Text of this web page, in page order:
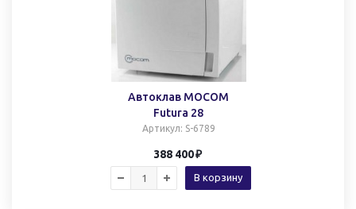
Автоклав MOCOM
Futura 28
Артикул: S-6789
388 400
В корзину